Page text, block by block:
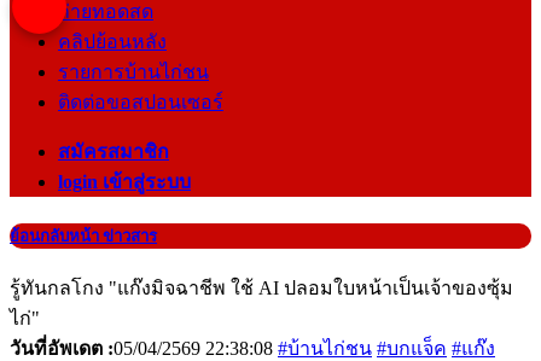
ถ่ายทอดสด
คลิปย้อนหลัง
รายการบ้านไก่ชน
ติดต่อขอสปอนเซอร์
สมัครสมาชิก
login เข้าสู่ระบบ
ย้อนกลับหน้า ข่าวสาร
รู้ทันกลโกง "แก๊งมิจฉาชีพ ใช้ AI ปลอมใบหน้าเป็นเจ้าของซุ้ม
ไก่"
วันที่อัพเดต :05/04/2569 22:38:08 #บ้านไก่ชน #บกแจ็ค #แก๊ง